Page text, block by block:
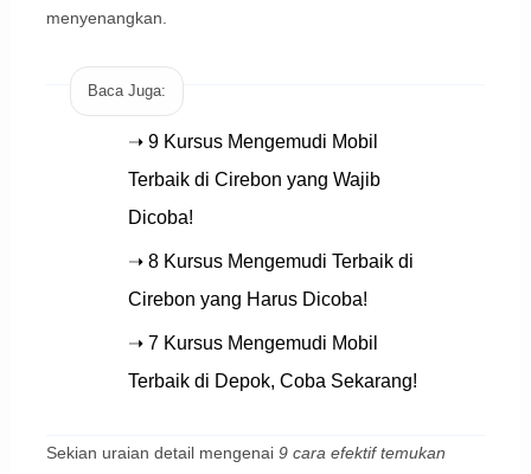
menyenangkan.
Baca Juga:
➝ 9 Kursus Mengemudi Mobil
Terbaik di Cirebon yang Wajib
Dicoba!
➝ 8 Kursus Mengemudi Terbaik di
Cirebon yang Harus Dicoba!
➝ 7 Kursus Mengemudi Mobil
Terbaik di Depok, Coba Sekarang!
Sekian uraian detail mengenai 9 cara efektif temukan